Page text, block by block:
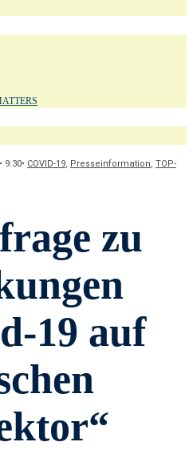
• 9:30• COVID-19, Presseinformation, TOP-
zu
19 auf